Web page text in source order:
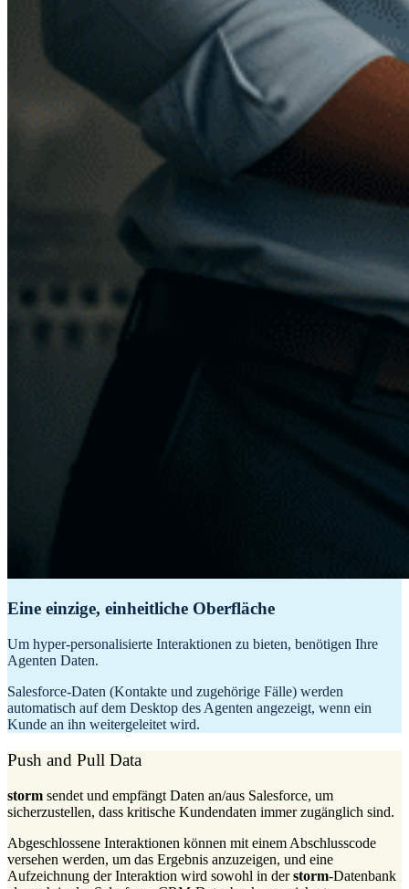
Eine einzige, einheitliche Oberfläche
Um hyper-personalisierte Interaktionen zu bieten, benötigen Ihre
Agenten Daten.
Salesforce-Daten (Kontakte und zugehörige Fälle) werden
automatisch auf dem Desktop des Agenten angezeigt, wenn ein
Kunde an ihn weitergeleitet wird.
Push and Pull Data
storm sendet und empfängt Daten an/aus Salesforce, um
sicherzustellen, dass kritische Kundendaten immer zugänglich sind.
Abgeschlossene Interaktionen können mit einem Abschlusscode
versehen werden, um das Ergebnis anzuzeigen, und eine
Aufzeichnung der Interaktion wird sowohl in derstorm-Datenbank